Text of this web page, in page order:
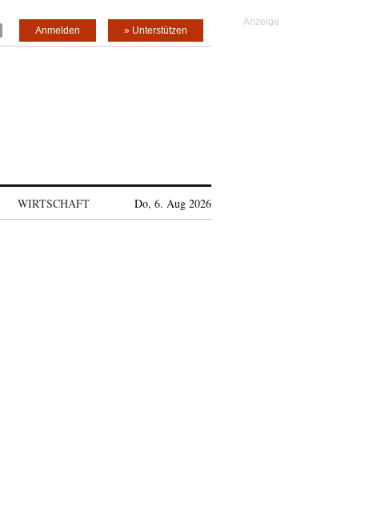
» Unterstützen
Anmelden
WIRTSCHAFT Do, 6. Aug 2026